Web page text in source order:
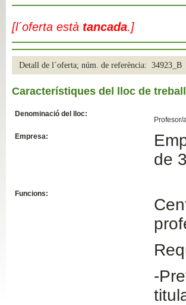
[l´oferta està tancada.]
Detall de l´oferta; núm. de referència: 34923_B
Característiques del lloc de treball
Denominació del lloc:
Profesor/
Empresa:
de
Funcions:
-